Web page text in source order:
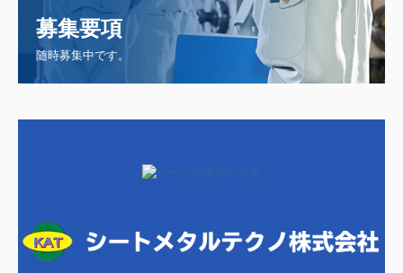
募集要項
随時募集中です。